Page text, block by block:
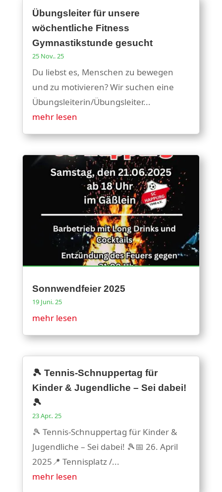
Übungsleiter für unsere
wöchentliche Fitness
Gymnastikstunde gesucht
25 Nov.. 25
Du liebst es, Menschen zu bewegen
und zu motivieren? Wir suchen eine
Übungsleiterin/Übungsleiter...
mehr lesen
Sonnwendfeier 2025
19 Juni. 25
mehr lesen
🎾 Tennis-Schnuppertag für
Kinder & Jugendliche – Sei dabei!
🎾
23 Apr.. 25
🎾 Tennis-Schnuppertag für Kinder &
Jugendliche – Sei dabei! 🎾📅 26. April
2025📍 Tennisplatz /...
mehr lesen